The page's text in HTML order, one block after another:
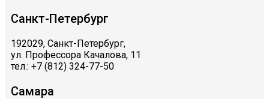
Санкт-Петербург
192029, Санкт-Петербург,
ул. Профессора Качалова, 11
тел.: +7 (812) 324-77-50
Самара